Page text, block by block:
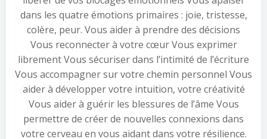
dans les quatre émotions primaires : joie, tristesse,
colère, peur. Vous aider à prendre des décisions
Vous reconnecter à votre cœur Vous exprimer
librement Vous sécuriser dans l’intimité de l’écriture
Vous accompagner sur votre chemin personnel Vous
aider à développer votre intuition, votre créativité
Vous aider à guérir les blessures de l’âme Vous
permettre de créer de nouvelles connexions dans
votre cerveau en vous aidant dans votre résilience.